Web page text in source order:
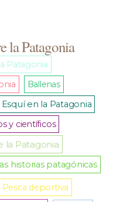
la Patagonia
Patagonia
Ballenas
Esquí en la Patagonia
y científicos
la Patagonia
historias patagónicas
Pesca deportiva